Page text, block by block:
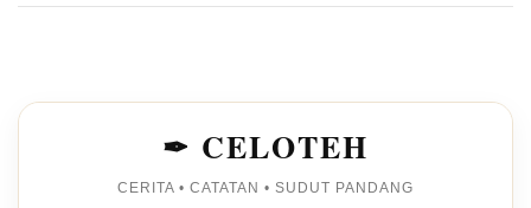
✒ CELOTEH
CERITA • CATATAN • SUDUT PANDANG